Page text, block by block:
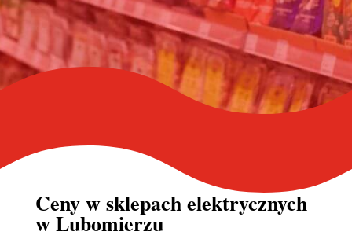
Ceny wsklepach elektrycznych
w Lubomierzu